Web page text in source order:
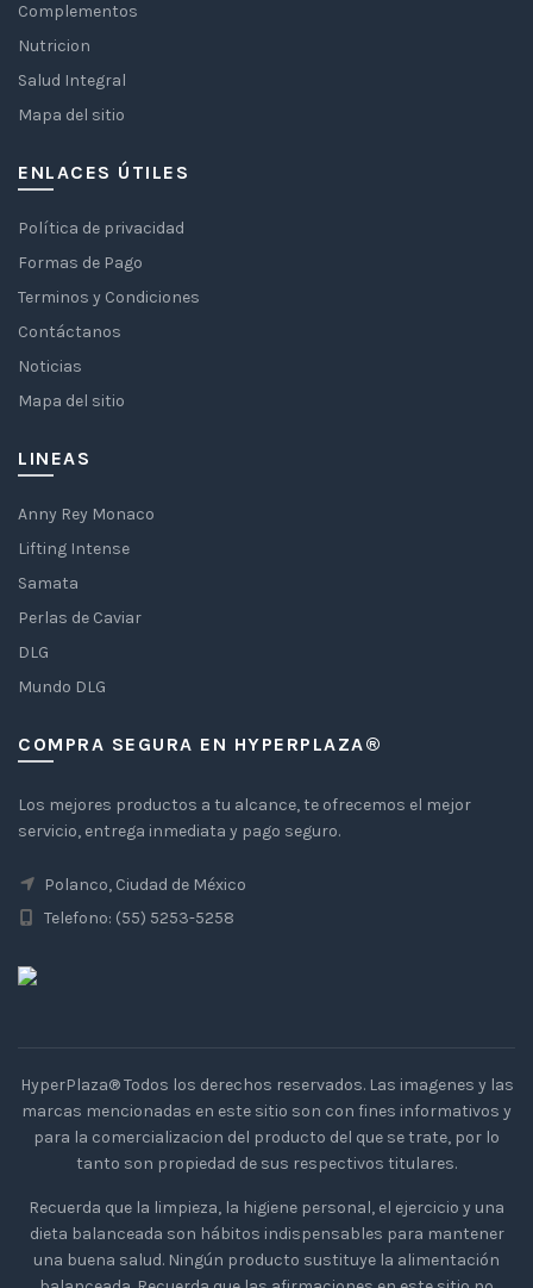
Complementos
Nutricion
Salud Integral
Mapa del sitio
ENLACES ÚTILES
Política de privacidad
Formas de Pago
Terminos y Condiciones
Contáctanos
Noticias
Mapa del sitio
LINEAS
Anny Rey Monaco
Lifting Intense
Samata
Perlas de Caviar
DLG
Mundo DLG
COMPRA SEGURA EN HYPERPLAZA®
Los mejores productos a tu alcance, te ofrecemos el mejor
servicio, entrega inmediata y pago seguro.
Polanco, Ciudad de México
Telefono: (55) 5253-5258
HyperPlaza® Todos los derechos reservados. Las imagenes y las
marcas mencionadas en este sitio son con fines informativos y
para la comercializacion del producto del que se trate, por lo
tanto son propiedad de sus respectivos titulares.
Recuerda que la limpieza, la higiene personal, el ejercicio y una
dieta balanceada son hábitos indispensables para mantener
una buena salud. Ningún producto sustituye la alimentación